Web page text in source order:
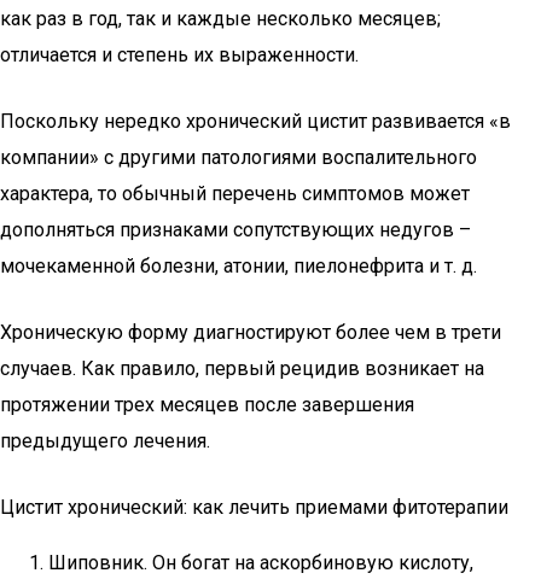
как раз в год, так и каждые несколько месяцев;
отличается и степень их выраженности.
Поскольку нередко хронический цистит развивается «в
компании» с другими патологиями воспалительного
характера, то обычный перечень симптомов может
дополняться признаками сопутствующих недугов –
мочекаменной болезни, атонии, пиелонефрита и т. д.
Хроническую форму диагностируют более чем в трети
случаев. Как правило, первый рецидив возникает на
протяжении трех месяцев после завершения
предыдущего лечения.
Цистит хронический: как лечить приемами фитотерапии
Шиповник. Он богат на аскорбиновую кислоту,